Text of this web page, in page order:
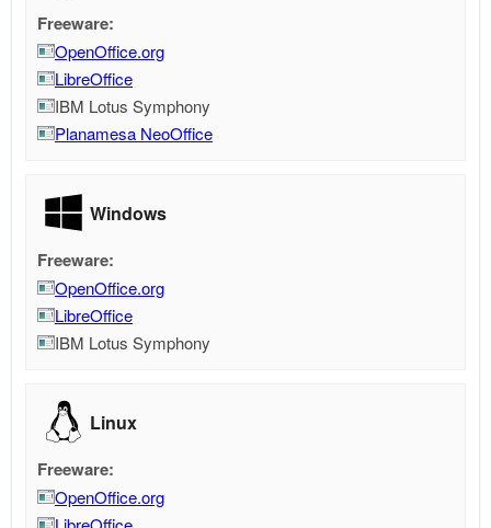
Freeware:
OpenOffice.org
LibreOffice
IBM Lotus Symphony
Planamesa NeoOffice
Windows
Freeware:
OpenOffice.org
LibreOffice
IBM Lotus Symphony
Linux
Freeware:
OpenOffice.org